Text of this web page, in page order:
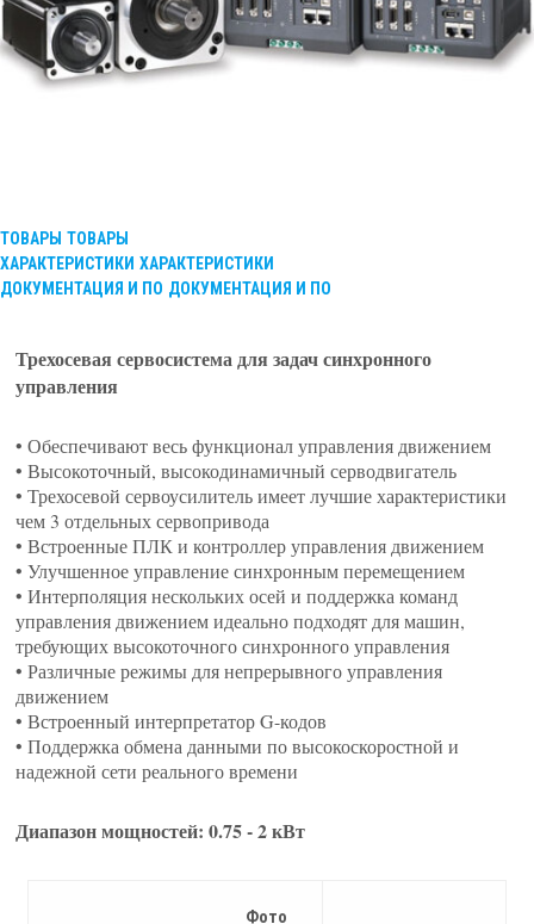
ТОВАРЫ ТОВАРЫ
ХАРАКТЕРИСТИКИ ХАРАКТЕРИСТИКИ
ДОКУМЕНТАЦИЯ И ПО ДОКУМЕНТАЦИЯ И ПО
Трехосевая сервосистема для задач синхронного
управления
• Обеспечивают весь функционал управления движением
• Высокоточный, высокодинамичный серводвигатель
• Трехосевой сервоусилитель имеет лучшие характеристики
чем 3 отдельных сервопривода
• Встроенные ПЛК и контроллер управления движением
• Улучшенное управление синхронным перемещением
• Интерполяция нескольких осей и поддержка команд
управления движением идеально подходят для машин,
требующих высокоточного синхронного управления
• Различные режимы для непрерывного управления
движением
• Встроенный интерпретатор G-кодов
• Поддержка обмена данными по высокоскоростной и
надежной сети реального времени
Диапазон мощностей: 0.75 - 2 кВт
Фото